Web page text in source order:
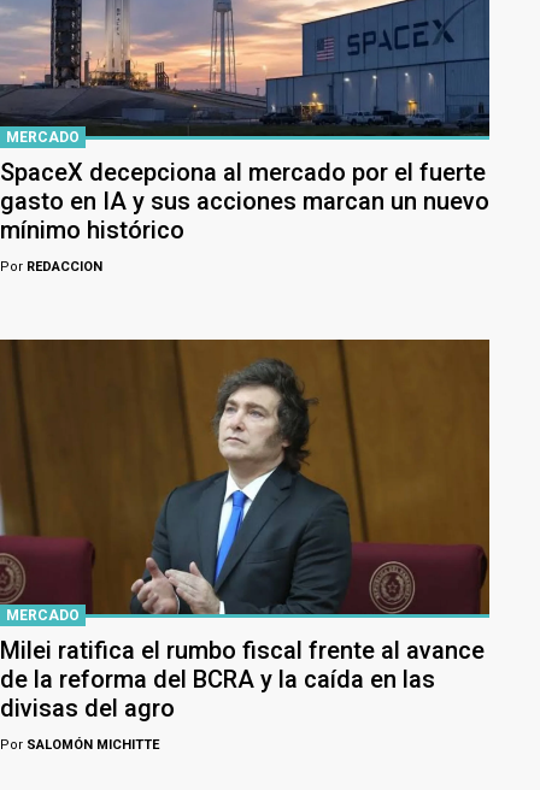
MERCADO
SpaceX decepciona al mercado por el fuerte
gasto en IA y sus acciones marcan un nuevo
mínimo histórico
Por REDACCION
MERCADO
Milei ratifica el rumbo fiscal frente al avance
de la reforma del BCRA y la caída en las
divisas del agro
Por SALOMÓN MICHITTE